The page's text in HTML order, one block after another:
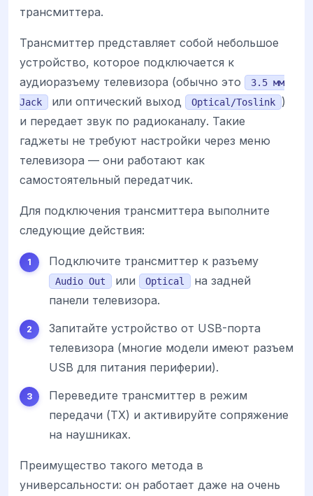
трансмиттера.
Трансмиттер представляет собой небольшое
устройство, которое подключается к
аудиоразъему телевизора (обычно это
3.5 мм
Jack
или оптический выход Optical/Toslink
)
и передает звук по радиоканалу. Такие
гаджеты не требуют настройки через меню
телевизора — они работают как
самостоятельный передатчик.
Для подключения трансмиттера выполните
следующие действия:
Подключите трансмиттер к разъему
Audio Out или Optical
на задней
панели телевизора.
Запитайте устройство от USB-порта
телевизора (многие модели имеют разъем
USB для питания периферии).
Переведите трансмиттер в режим
передачи (TX) и активируйте сопряжение
на наушниках.
Преимущество такого метода в
универсальности: он работает даже на очень